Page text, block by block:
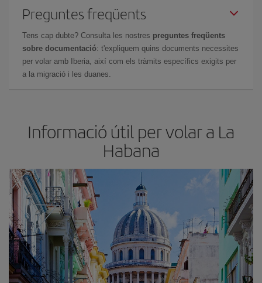
Preguntes freqüents
Tens cap dubte? Consulta les nostres preguntes freqüents
sobre documentació: t'expliquem quins documents necessites
per volar amb Iberia, així com els tràmits específics exigits per
a la migració i les duanes.
Informació útil per volar a La
Habana